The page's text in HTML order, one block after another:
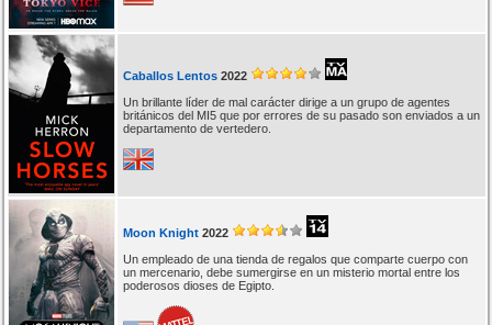
Caballos Lentos 2022
Un brillante líder de mal carácter dirige a un grupo de agentes
británicos del MI5 que por errores de su pasado son enviados a un
departamento de vertedero.
Moon Knight 2022
Un empleado de una tienda de regalos que comparte cuerpo con
un mercenario, debe sumergirse en un misterio mortal entre los
poderosos dioses de Egipto.